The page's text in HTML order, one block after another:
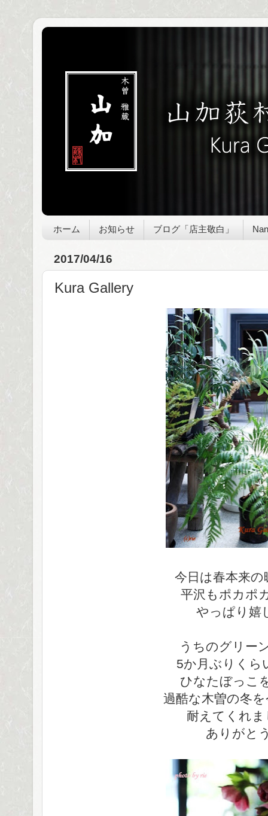
ホーム お知らせ ブログ「店主敬白」
2017/04/16
Kura Gallery
今日は春本来の
平沢もポカポ
やっぱり嬉
うちのグリー
5か月ぶりくら
ひなたぼっこ
過酷な木曽の冬
耐えてくれ
ありがと